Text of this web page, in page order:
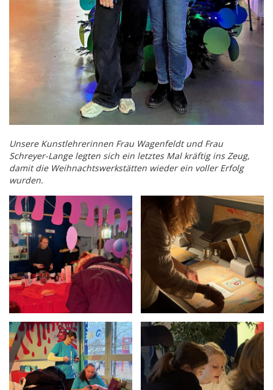
Unsere Kunstlehrerinnen Frau Wagenfeldt und Frau
Schreyer-Lange legten sich ein letztes Mal kräftig ins Zeug,
damit die Weihnachtswerkstätten wieder ein voller Erfolg
wurden.
.